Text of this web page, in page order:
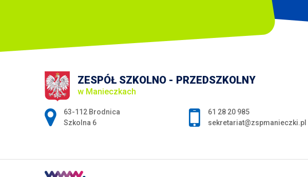
ZESPÓŁ SZKOLNO - PRZEDSZKOLNY
w Manieczkach
Adres pocztowy:
63-112 Brodnica
Szkolna 6
61 28 20 985
sekretariat@zspmanieczki.pl